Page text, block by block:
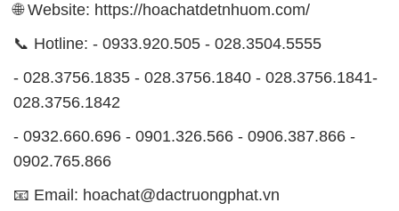
🌐 Website: https://hoachatdetnhuom.com/
📞 Hotline: - 0933.920.505 - 028.3504.5555
- 028.3756.1835 - 028.3756.1840 - 028.3756.1841-
028.3756.1842
- 0932.660.696 - 0901.326.566 - 0906.387.866 -
0902.765.866
📧 Email: hoachat@dactruongphat.vn